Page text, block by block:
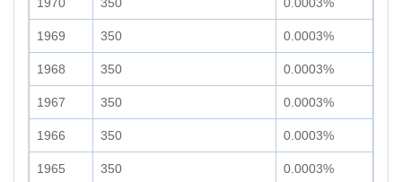
1969 350 0.0003%
1968 350 0.0003%
1967 350 0.0003%
1966 350 0.0003%
1965 350 0.0003%